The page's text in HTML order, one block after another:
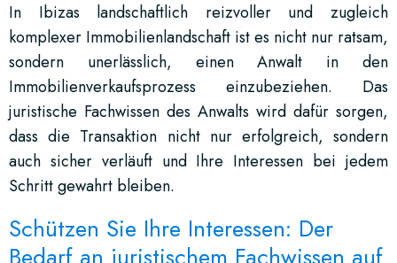
In Ibizas landschaftlich reizvoller und zugleich
komplexer Immobilienlandschaft ist es nicht nur ratsam,
sondern unerlässlich, einen Anwalt in den
Immobilienverkaufsprozess einzubeziehen. Das
juristische Fachwissen des Anwalts wird dafür sorgen,
dass die Transaktion nicht nur erfolgreich, sondern
auch sicher verläuft und Ihre Interessen bei jedem
Schritt gewahrt bleiben.
Schützen Sie Ihre Interessen: Der